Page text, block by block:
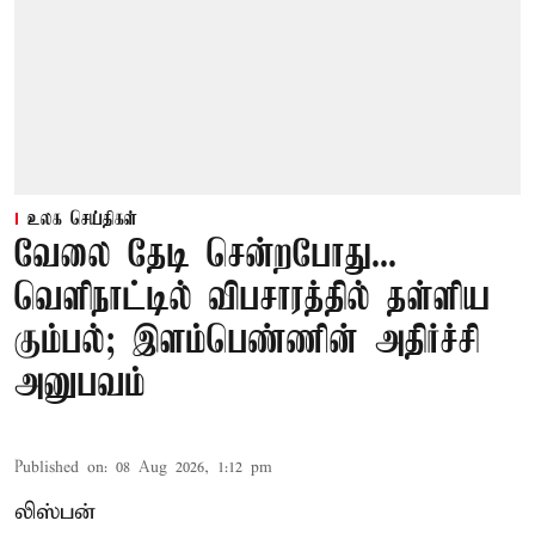
உலக செய்திகள்
வேலை தேடி சென்றபோது...
வெளிநாட்டில் விபசாரத்தில் தள்ளிய
கும்பல்; இளம்பெண்ணின் அதிர்ச்சி
அனுபவம்
Published on: 08 Aug 2026, 1:12 pm
லிஸ்பன்